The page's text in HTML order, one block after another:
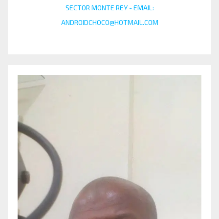
SECTOR MONTE REY - EMAIL:
ANDROIDCHOCO@HOTMAIL.COM